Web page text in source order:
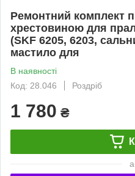
Ремонтний комплект
хрестовиною для
(SKF 6205, 6203,
мастило для
В наявності
Код: 28.046
Роздріб
1 780 ₴